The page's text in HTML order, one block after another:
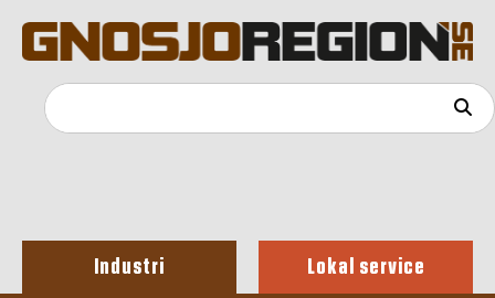
Industri Lokal service